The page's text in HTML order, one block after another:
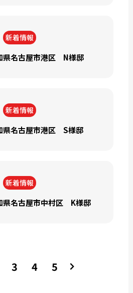
新着情報
県名古屋市港区 N様邸
新着情報
県名古屋市港区 S様邸
新着情報
県名古屋市中村区 K様邸
3 4 5